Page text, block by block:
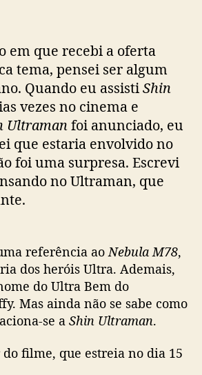
o
i
l
m
e
l
v
e
t
i
o
n
d
e
l
em que recebi a oferta
tema, pensei ser algum
Quando eu assistiShin
vezes no cinema e
Ultramanfoi anunciado, eu
que estaria envolvido no
foi uma surpresa. Escrevi
no Ultraman, que
referência ao Nebula M78,
dos heróis Ultra. Ademais,
do Ultra Bem do
Mas ainda não se sabe como
se a Shin Ultraman.
do filme, que estreia no dia 15